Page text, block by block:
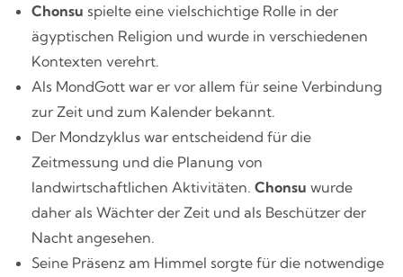
Chonsu spielte eine vielschichtige Rolle in der
ägyptischen Religion und wurde in verschiedenen
Kontexten verehrt.
Als MondGott war er vor allem für seine Verbindung
zur Zeit und zum Kalender bekannt.
Der Mondzyklus war entscheidend für die
Zeitmessung und die Planung von
landwirtschaftlichen Aktivitäten. Chonsu wurde
daher als Wächter der Zeit und als Beschützer der
Nacht angesehen.
Seine Präsenz am Himmel sorgte für die notwendige